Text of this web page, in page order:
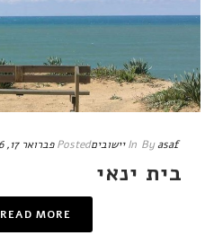
Byasaf
In יישוביםPosted פברואר 17, 2016
בית ינאי
READ MORE